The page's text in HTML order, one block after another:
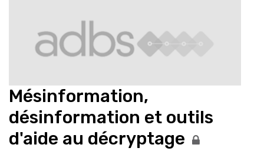
Mésinformation,
désinformation et outils
d'aide au décryptage